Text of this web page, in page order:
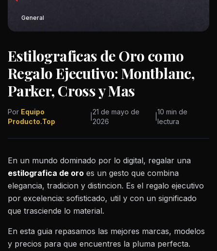
General
Estilograficas de Oro como
Regalo Ejecutivo: Montblanc,
Parker, Cross y Mas
Por Equipo
Producto.Top
21 de mayo de
2026
10 min de
lectura
En un mundo dominado por lo digital, regalar una
estilografica de oro es un gesto que combina
elegancia, tradicion y distincion. Es el regalo ejecutivo
por excelencia: sofisticado, util y con un significado
que trasciende lo material.
En esta guia repasamos las mejores marcas, modelos
y precios para que encuentres la pluma perfecta.